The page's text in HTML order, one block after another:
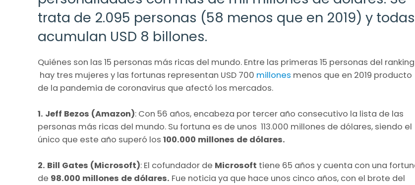
trata de 2.095 personas (58 menos que en 2019) y todas
acumulan USD 8 billones.
Quiénes son las 15 personas más ricas del mundo. Entre las primeras 15 personas del ranking
hay tres mujeres y las fortunas representan USD 700 millones menos que en 2019 producto
de la pandemia de coronavirus que afectó los mercados.
1. Jeff Bezos (Amazon): Con 56 años, encabeza por tercer año consecutivo la lista de las
personas más ricas del mundo. Su fortuna es de unos 113.000 millones de dólares, siendo el
único que este año superó los 100.000 millones de dólares.
2. Bill Gates (Microsoft): El cofundador de Microsoft tiene 65 años y cuenta con una
de 98.000 millones de dólares. Fue noticia ya que hace unos cinco años, con el brote del